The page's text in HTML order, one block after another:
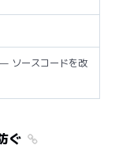
— ソースコードを改
ぐ